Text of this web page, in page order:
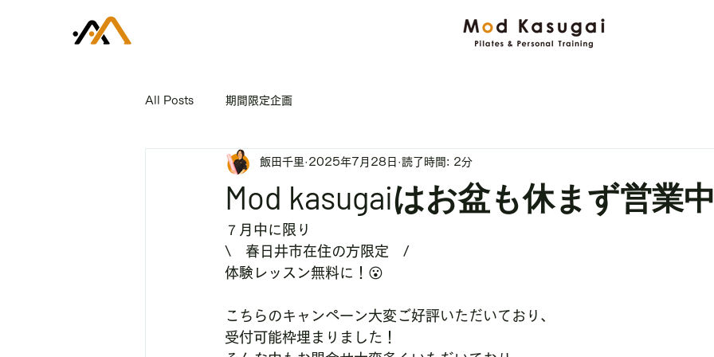
All Posts 期間限定企画
Mod kasugaiはお盆も休まず営業
飯田千里 2025年7月28日 読了時間: 2分
７月中に限り
\　春日井市在住の方限定　/
体験レッスン無料に！😮
こちらのキャンペーン大変ご好評いただいており、
受付可能枠埋まりました！